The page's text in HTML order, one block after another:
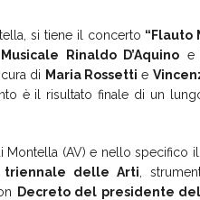
si tiene il concerto “Flauto
Rinaldo D’Aquino e
di Maria Rossetti e
è il risultato finale di un
Montella (AV) e nello specifico
triennale delle Arti ,
Decreto del presidente